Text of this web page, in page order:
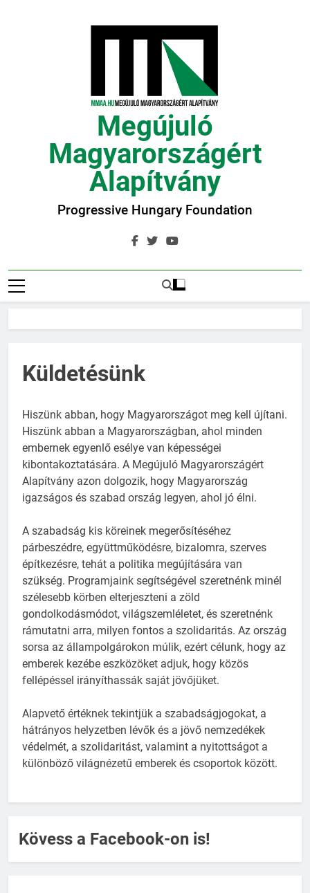
Megújuló
Magyarországért
Alapítvány
Progressive Hungary Foundation
Küldetésünk
Hiszünk abban, hogy Magyarországot meg kell újítani.
Hiszünk abban a Magyarországban, ahol minden
embernek egyenlő esélye van képességei
kibontakoztatására. A Megújuló Magyarországért
Alapítvány azon dolgozik, hogy Magyarország
igazságos és szabad ország legyen, ahol jó élni.
A szabadság kis köreinek megerősítéséhez
párbeszédre, együttműködésre, bizalomra, szerves
építkezésre, tehát a politika megújítására van
szükség. Programjaink segítségével szeretnénk minél
szélesebb körben elterjeszteni a zöld
gondolkodásmódot, világszemléletet, és szeretnénk
rámutatni arra, milyen fontos a szolidaritás. Az ország
sorsa az állampolgárokon múlik, ezért célunk, hogy az
emberek kezébe eszközöket adjuk, hogy közös
fellépéssel irányíthassák saját jövőjüket.
Alapvető értéknek tekintjük a szabadságjogokat, a
hátrányos helyzetben lévők és a jövő nemzedékek
védelmét, a szolidaritást, valamint a nyitottságot a
különböző világnézetű emberek és csoportok között.
Kövess a Facebook-on is!